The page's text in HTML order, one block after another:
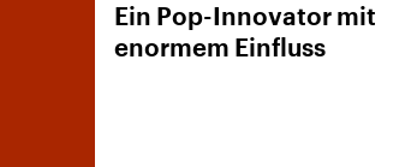
Ein Pop-Innovator mit
enormem Einfluss